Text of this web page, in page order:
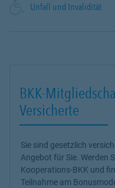
Unfall und Invalidität
BKK-
Versicherte
Sie sind gesetzlich
Angebot für Sie. Werden
Kooperations-BKK und
Teilnahme am